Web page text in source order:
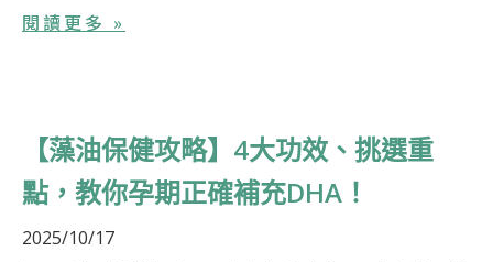
閱讀更多 »
【藻油保健攻略】4大功效、挑選重
點，教你孕期正確補充DHA！
2025/10/17